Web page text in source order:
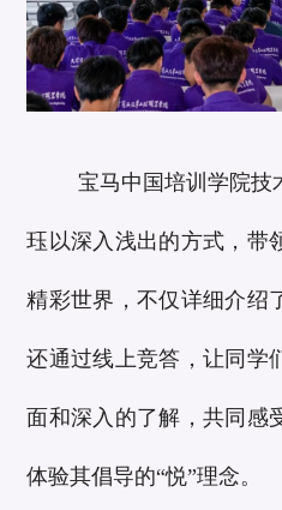
宝马中国培训学院技
珏以深入浅出的方式，带
精彩世界，不仅详细介绍
还通过线上竞答，让同学
面和深入的了解，共同感
体验其倡导的“悦”理念。